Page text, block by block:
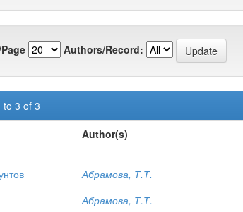
Authors/Record:
to 3 of 3
Author(s)
Абрамова, Т.Т.
Абрамова, Т.Т.